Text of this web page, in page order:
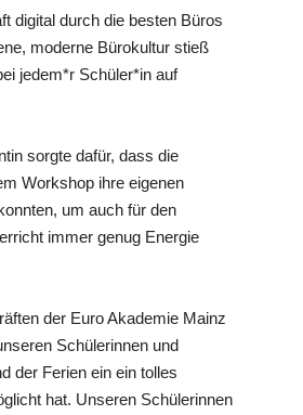
digital durch die besten Büros
moderne Bürokultur stieß
jedem*r Schüler*in auf
sorgte dafür, dass die
Workshop ihre eigenen
um auch für den
immer genug Energie
der Euro Akademie Mainz
Schülerinnen und
der Ferien ein ein tolles
hat. Unseren Schülerinnen